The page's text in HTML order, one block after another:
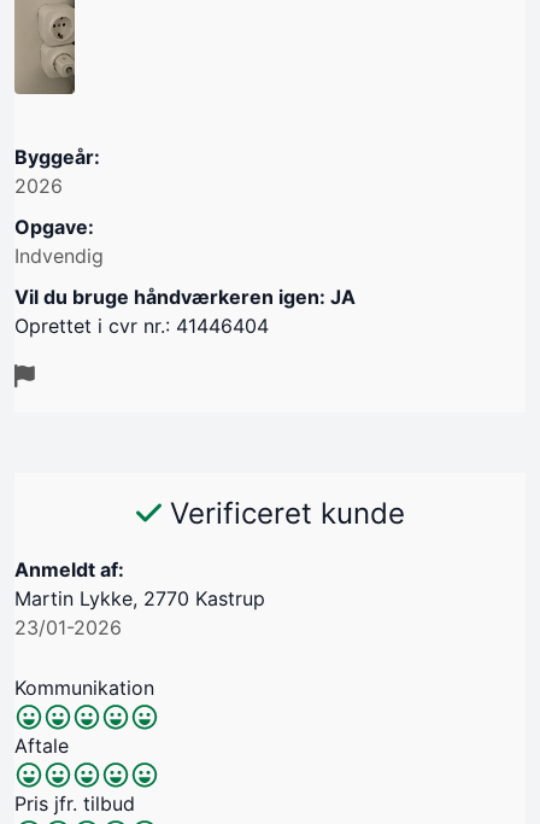
Byggeår:
2026
Opgave:
Indvendig
Vil du bruge håndværkeren igen: JA
Oprettet i cvr nr.: 41446404
Verificeret kunde
Anmeldt af:
Martin Lykke, 2770 Kastrup
23/01-2026
Kommunikation
Aftale
Pris jfr. tilbud